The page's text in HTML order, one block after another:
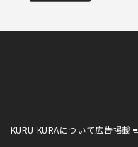
KURU KURAについて広告掲載